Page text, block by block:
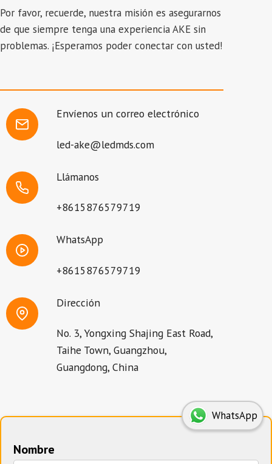
Por favor, recuerde, nuestra misión es asegurarnos
de que siempre tenga una experiencia AKE sin
problemas. ¡Esperamos poder conectar con usted!
Envíenos un correo electrónico
led-ake@ledmds.com
Llámanos
+8615876579719
WhatsApp
+8615876579719
Dirección
No. 3, Yongxing Shajing East Road,
Taihe Town, Guangzhou,
Guangdong, China
Nombre
WhatsApp